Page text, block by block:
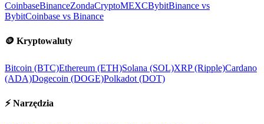
CoinbaseBinanceZondaCryptoMEXCBybitBinance vs
BybitCoinbase vs Binance
🪙 Kryptowaluty
Bitcoin (BTC)Ethereum (ETH)Solana (SOL)XRP (Ripple)Cardano
(ADA)Dogecoin (DOGE)Polkadot (DOT)
⚡ Narzędzia